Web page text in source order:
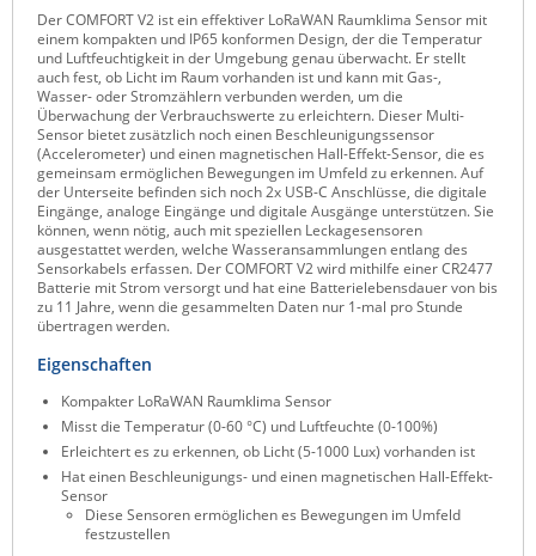
Poynting
Raritan
Riello UPS
Server Technology
Siretta
SIRIO Antenne
Sunbird
Tactical Software
TEKTELIC
Teltonika
Unwired Networks
Vision
WATTECO
Westermo
Der COMFORT V2 ist ein effektiver LoRaWAN Raumklima Sensor mit
einem kompakten und IP65 konformen Design, der die Temperatur
und Luftfeuchtigkeit in der Umgebung genau überwacht. Er stellt
auch fest, ob Licht im Raum vorhanden ist und kann mit Gas-,
Wasser- oder Stromzählern verbunden werden, um die
Überwachung der Verbrauchswerte zu erleichtern. Dieser Multi-
Sensor bietet zusätzlich noch einen Beschleunigungssensor
(Accelerometer) und einen magnetischen Hall-Effekt-Sensor, die es
gemeinsam ermöglichen Bewegungen im Umfeld zu erkennen. Auf
der Unterseite befinden sich noch 2x USB-C Anschlüsse, die digitale
Eingänge, analoge Eingänge und digitale Ausgänge unterstützen. Sie
können, wenn nötig, auch mit speziellen Leckagesensoren
ausgestattet werden, welche Wasseransammlungen entlang des
Sensorkabels erfassen. Der COMFORT V2 wird mithilfe einer CR2477
Batterie mit Strom versorgt und hat eine Batterielebensdauer von bis
zu 11 Jahre, wenn die gesammelten Daten nur 1-mal pro Stunde
übertragen werden.
Eigenschaften
Kompakter LoRaWAN Raumklima Sensor
Misst die Temperatur (0-60 °C) und Luftfeuchte (0-100%)
Erleichtert es zu erkennen, ob Licht (5-1000 Lux) vorhanden ist
Hat einen Beschleunigungs- und einen magnetischen Hall-Effekt-
Sensor
Diese Sensoren ermöglichen es Bewegungen im Umfeld
festzustellen